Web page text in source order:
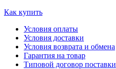
Как купить
Условия оплаты
Условия доставки
Условия возврата и обмена
Гарантия на товар
Типовой договор поставки